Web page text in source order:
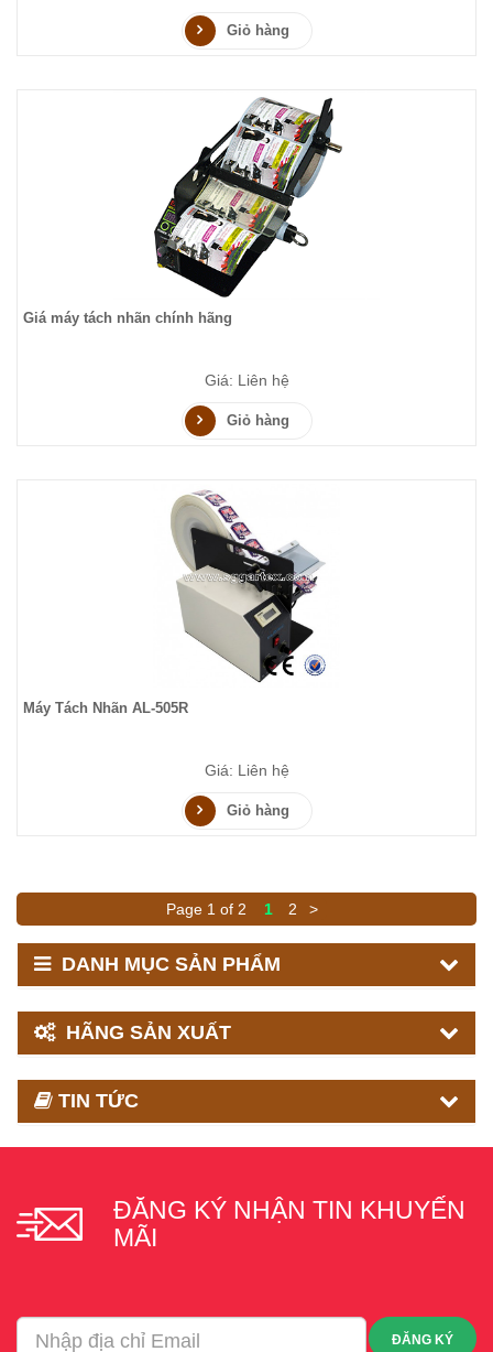
Giỏ hàng
Giá máy tách nhãn chính hãng
Giá: Liên hệ
Giỏ hàng
Máy Tách Nhãn AL-505R
Giá: Liên hệ
Giỏ hàng
Page 1 of 2 1 2 >
DANH MỤC SẢN PHẨM
HÃNG SẢN XUẤT
TIN TỨC
ĐĂNG KÝ NHẬN TIN KHUYẾN
MÃI
ĐĂNG KÝ